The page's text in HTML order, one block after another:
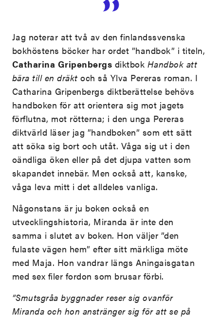
Jag noterar att två av den finlandssvenska
bokhöstens böcker har ordet ”handbok” i titeln,
Catharina Gripenbergs diktbok Handbok att
bära till en dräktoch så Ylva Pereras roman. I
Catharina Gripenbergs diktberättelse behövs
handboken för att orientera sig mot jagets
förflutna, mot rötterna; i den unga Pereras
diktvärld läser jag ”handboken” som ett sätt
att söka sig bort och utåt. Våga sig ut i den
oändliga öken eller på det djupa vatten som
skapandet innebär. Men också att, kanske,
våga leva mitt i det alldeles vanliga.
Någonstans är ju boken också en
utvecklingshistoria, Miranda är inte den
samma i slutet av boken. Hon väljer ”den
fulaste vägen hem” efter sitt märkliga möte
med Maja. Hon vandrar längs Aningaisgatan
med sex filer fordon som brusar förbi.
”Smutsgråa byggnader reser sig ovanför
Miranda och hon anstränger sig för att se på